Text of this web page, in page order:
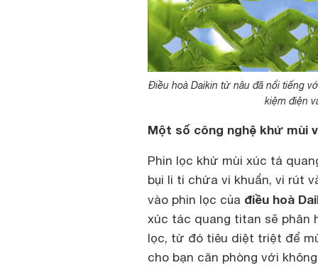
Điều hoà Daikin từ nâu đã nổi tiếng
kiệm điện
Một số công nghệ khử mùi
Phin lọc khử mùi xúc tá
bụi li ti chứa vi khuẩn, vi rút
vào phin lọc của điều hoà
xúc tác quang titan sẽ phân
lọc, từ đó tiêu diệt triệt để
cho bạn căn phòng với